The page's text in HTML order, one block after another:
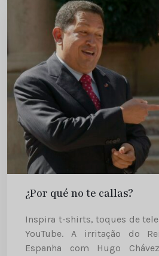
¿Por qué no te callas?
Inspira t-shirts, toques de
YouTube. A irritação do
Espanha com Hugo